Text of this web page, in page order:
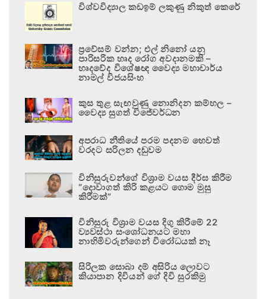
විශ්වවිද්‍යාල කඩඉම් ලකුණු නිකුත් කෙරේ
ප්‍රවේසම් වන්න; එල් නිනෝ යනු
පාරිසරික හෘද රෝග අවදානමකි –
හෘදවේද විශේෂඥ වෛද්‍ය මහාචාර්ය
නාමල් විජයසිංහ
කුස තුළ සැඟවුණු නොනිදන කම්හල –
වෛද්‍ය සුගත් විජේවර්ධන
අපරාධ නීතියේ පරම පදනම හෙවත්
වරදට සරිලන දඬුවම
විනිසුරුවන්ගේ විශ්‍රාම වයස දීර්ඝ කිරීම
“දොවාගත් කිරි කළයට ගොම මුසු
කිරීමක්”
විනිසුරු විශ්‍රාම වයස දිගු කිරීමේ 22
ව්‍යවස්ථා සංශෝධනයට මහා
නාහිමිවරුන්ගෙන් විරෝධයක් නෑ
සිරිලක සොබා දම් අසිරිය ලොවට
කියාපාන දිවියන් ගේ දිවි සුරකිමු